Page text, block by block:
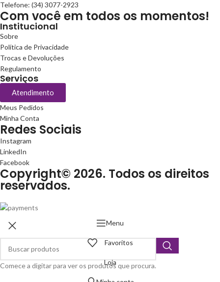
Telefone: (34) 3077-2923
Com você em todos os momentos!
Institucional
Sobre
Política de Privacidade
Trocas e Devoluções
Regulamento
Serviços
Atendimento
Meus Pedidos
Minha Conta
Redes Sociais
Instagram
LinkedIn
Facebook
Copyright© 2026. Todos os direitos
reservados.
Comece a digitar para ver os produtos que procura.
Menu
Favoritos
Loja